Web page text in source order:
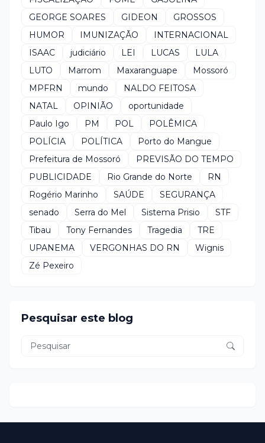
GEORGE SOARES
GIDEON
GROSSOS
HUMOR
IMUNIZAÇÃO
INTERNACIONAL
ISAAC
judiciário LEI LUCAS
LULA
LUTO
Marrom Maxaranguape
Mossoró
MPFRN
mundo
NALDO FEITOSA
NATAL
OPINIÃO
oportunidade
Paulo Igo
PM POL
POLÊMICA
POLÍCIA
POLÍTICA
Porto do Mangue
Prefeitura de Mossoró
PREVISÃO DO TEMPO
PUBLICIDADE
Rio Grande do Norte
RN
Rogério Marinho
SAÚDE
SEGURANÇA
senado
Serra do Mel Sistema Prisio
STF
Tibau
Tony Fernandes Tragedia
TRE
UPANEMA
VERGONHAS DO RN
Wignis
Zé Pexeiro
Pesquisar este blog